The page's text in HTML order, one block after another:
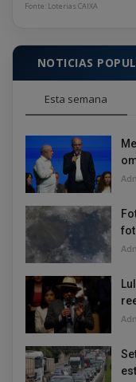
Fonte: Loterias CAIXA
NOTICIAS
Esta semana